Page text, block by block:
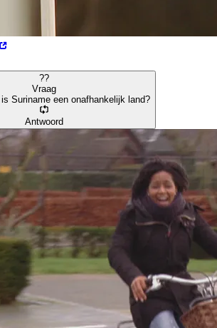
??
Vraag
Suriname een onafhankelijk land?
Antwoord